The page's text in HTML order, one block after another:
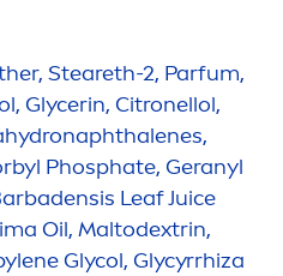
Steareth-2, Parfum,
Glycerin, Citronellol,
hydronaphthalenes,
Phosphate, Geranyl
Leaf Juice
Oil, Maltodextrin,
Glycol, Glycyrrhiza